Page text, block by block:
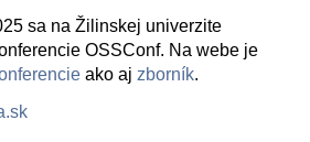
sa na Žilinskej univerzite
OSSConf. Na webe je
ako aj zborník.